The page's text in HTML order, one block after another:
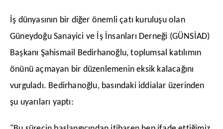
​İş dünyasının bir diğer önemli çatı kuruluşu olan
Güneydoğu Sanayici ve İş İnsanları Derneği (GÜNSİAD)
Başkanı Şahismail Bedirhanoğlu, toplumsal katılımın
önünü açmayan bir düzenlemenin eksik kalacağını
vurguladı. Bedirhanoğlu, basındaki iddialar üzerinden
şu uyarıları yaptı: